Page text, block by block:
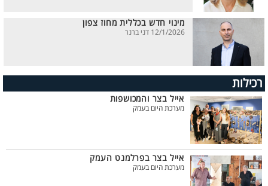
מינוי חדש בכללית מחוז צפון
12/1/2026 דני ברנר
רכילות
אייל בצר והמכושפות
מערכת היום בעמק
אייל בצר בפרלמנט העמק
מערכת היום בעמק